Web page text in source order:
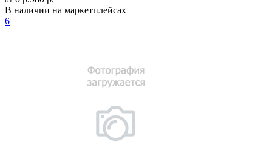
В наличии на маркетплейсах
6